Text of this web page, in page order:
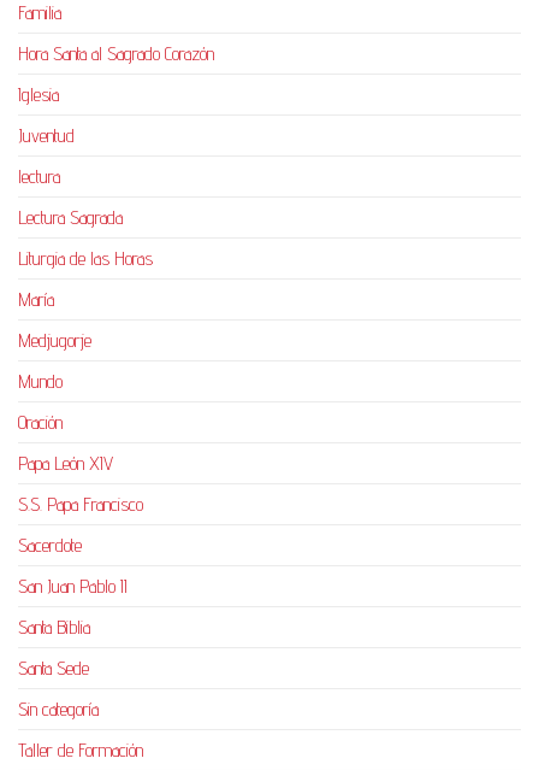
Familia
Hora Santa al Sagrado Corazón
Iglesia
Juventud
lectura
Lectura Sagrada
Liturgia de las Horas
María
Medjugorje
Mundo
Oración
Papa León XIV
S.S. Papa Francisco
Sacerdote
San Juan Pablo II
Santa Biblia
Santa Sede
Sin categoría
Taller de Formación